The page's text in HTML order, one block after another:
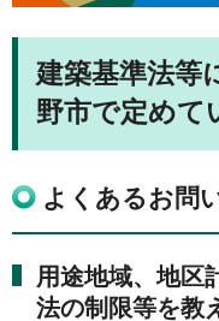
建築基準法等
野市で定めて
よくあるお問
用途地域、地区
法の制限等を教